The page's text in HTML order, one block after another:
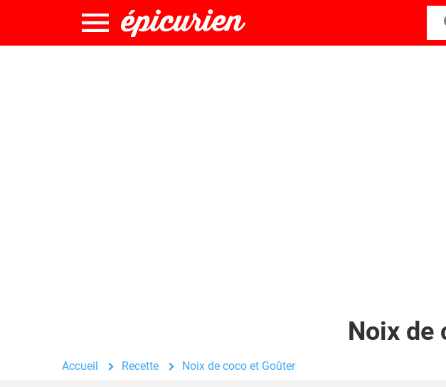
Noix de
Accueil Recette Noix de coco et Goûter